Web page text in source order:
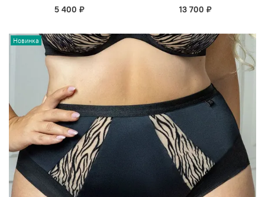
5 400 ₽
13 700 ₽
Новинка